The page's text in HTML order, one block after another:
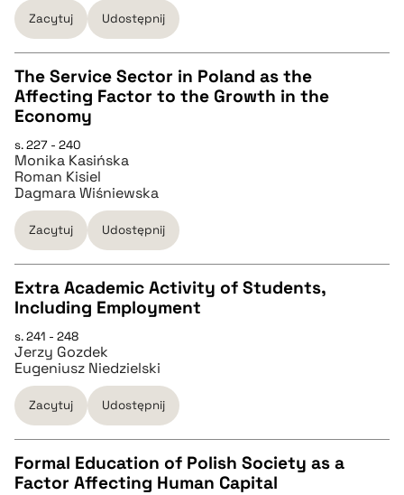
pobierz cytat
Zacytuj Udostępnij
CZYSTY TEKST
pobierz cytat
BIBTEX
pobierz cytat
The Service Sector in Poland as the
Affecting Factor to the Growth in the
Economy
s. 227 - 240
Monika Kasińska
Roman Kisiel
Dagmara Wiśniewska
Zacytuj Udostępnij
CZYSTY TEKST
pobierz cytat
BIBTEX
pobierz cytat
Extra Academic Activity of Students,
Including Employment
s. 241 - 248
Jerzy Gozdek
Eugeniusz Niedzielski
Zacytuj Udostępnij
Formal Education of Polish Society as a
Factor Affecting Human Capital